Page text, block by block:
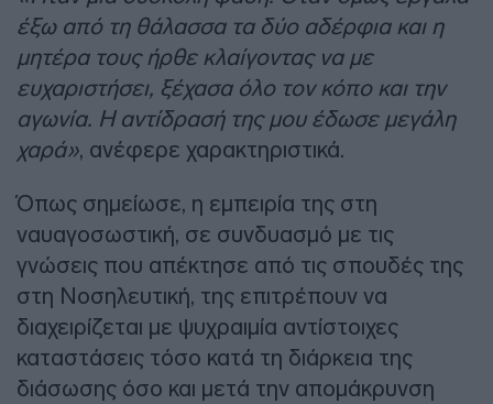
έξω από τη θάλασσα τα δύο αδέρφια και η
μητέρα τους ήρθε κλαίγοντας να με
ευχαριστήσει, ξέχασα όλο τον κόπο και την
αγωνία. Η αντίδρασή της μου έδωσε μεγάλη
χαρά» , ανέφερε χαρακτηριστικά.
Όπως σημείωσε, η εμπειρία της στη
ναυαγοσωστική, σε συνδυασμό με τις
γνώσεις που απέκτησε από τις σπουδές της
στη Νοσηλευτική, της επιτρέπουν να
διαχειρίζεται με ψυχραιμία αντίστοιχες
καταστάσεις τόσο κατά τη διάρκεια της
διάσωσης όσο και μετά την απομάκρυνση